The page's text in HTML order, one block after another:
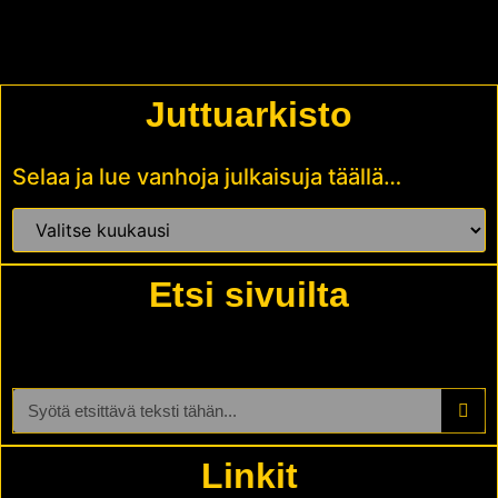
Juttuarkisto
Selaa ja lue vanhoja julkaisuja täällä…
Etsi sivuilta
Linkit